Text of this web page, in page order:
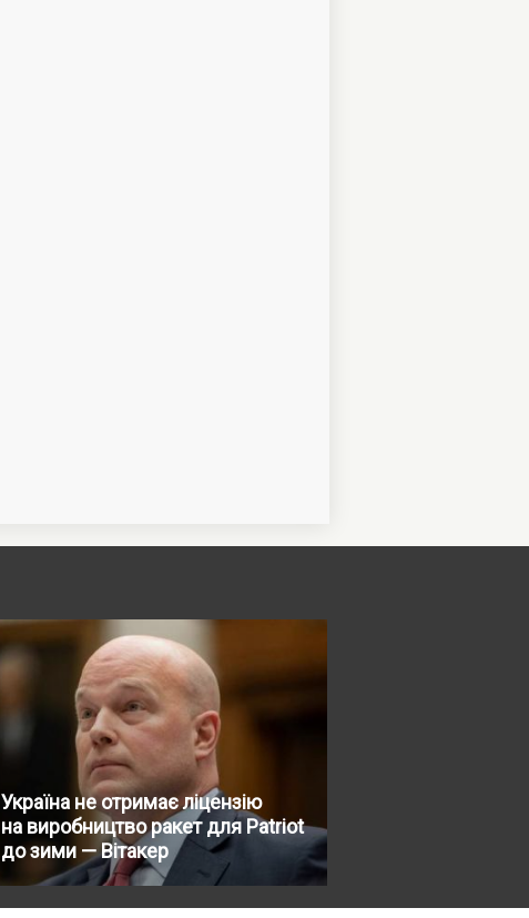
Україна не отримає ліцензію
на виробництво ракет для Patriot
до зими — Вітакер